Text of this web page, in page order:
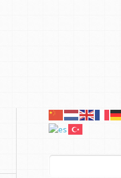
Arama: